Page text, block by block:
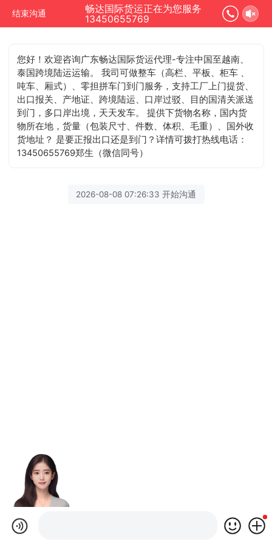
结束沟通
畅达国际货运正在为您服务
13450655769
您好！欢迎咨询广东畅达国际货运代理-专注中国至越南、
泰国跨境陆运运输。 我司可做整车（高栏、平板、柜车 、
吨车、厢式）、零担拼车门到门服务，支持工厂上门提货、
出口报关、产地证、跨境陆运、口岸过驳、目的国清关派送
到门，多口岸出境，天天发车。 提供下货物名称，国内货
物所在地，货量（包装尺寸、件数、体积、毛重）、国外收
货地址？ 是要正报出口还是到门？详情可拨打热线电话：
13450655769郑生（微信同号）
2026-08-08 07:26:33 开始沟通